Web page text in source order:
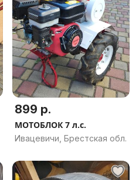
899 р.
МОТОБЛОК 7 л.с.
Ивацевичи, Брестская обл.